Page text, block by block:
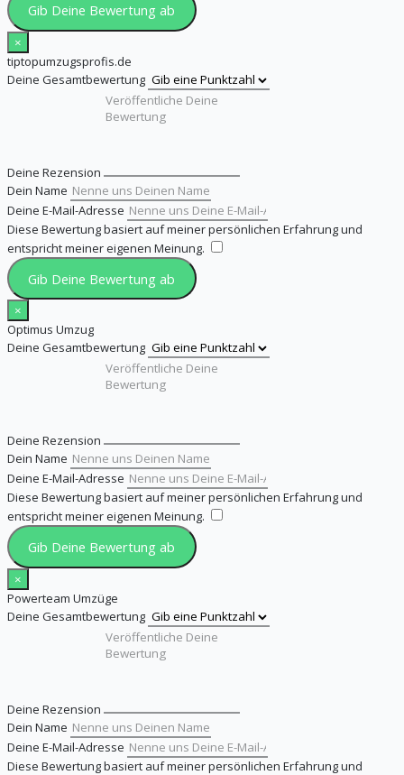
Gib Deine Bewertung ab
×
tiptopumzugsprofis.de
Deine Gesamtbewertung
Deine Rezension
Dein Name
Deine E-Mail-Adresse
Diese Bewertung basiert auf meiner persönlichen Erfahrung und
entspricht meiner eigenen Meinung.
Gib Deine Bewertung ab
×
Optimus Umzug
Deine Gesamtbewertung
Deine Rezension
Dein Name
Deine E-Mail-Adresse
Diese Bewertung basiert auf meiner persönlichen Erfahrung und
entspricht meiner eigenen Meinung.
Gib Deine Bewertung ab
×
Powerteam Umzüge
Deine Gesamtbewertung
Deine Rezension
Dein Name
Deine E-Mail-Adresse
Diese Bewertung basiert auf meiner persönlichen Erfahrung und